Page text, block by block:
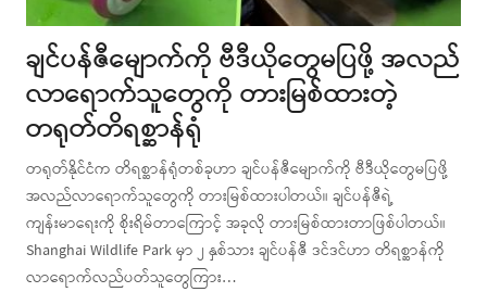
ချင်ပန်ဇီမျောက်ကို ဗီဒီယိုတွေမပြဖို့ အလည်
လာရောက်သူတွေကို တားမြစ်ထားတဲ့
တရုတ်တိရစ္ဆာန်ရုံ
တရုတ်နိုင်ငံက တိရစ္ဆာန်ရုံတစ်ခုဟာ ချင်ပန်ဇီမျောက်ကို ဗီဒီယိုတွေမပြဖို့
အလည်လာရောက်သူတွေကို တားမြစ်ထားပါတယ်။ ချင်ပန်ဇီရဲ့
ကျန်းမာရေးကို စိုးရိမ်တာကြောင့် အခုလို တားမြစ်ထားတာဖြစ်ပါတယ်။
Shanghai Wildlife Park မှာ ၂ နှစ်သား ချင်ပန်ဇီ ဒင်ဒင်ဟာ တိရစ္ဆာန်ကို
လာရောက်လည်ပတ်သူတွေကြား…